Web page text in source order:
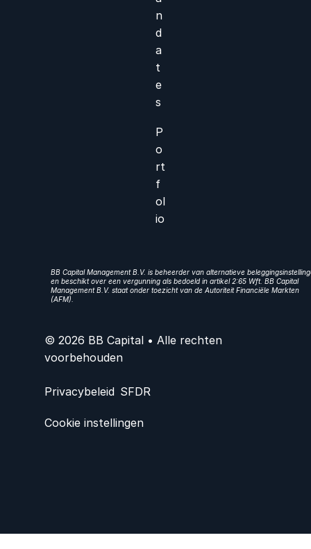
n
d
a
t
e
s
P
o
rt
f
ol
io
BB Capital Management B.V. is beheerder van alternatieve
en beschikt over een vergunning als bedoeld in artikel 2:65 Wft. BB Capital
Management B.V. staat onder toezicht van de Autoriteit Financiële Markten
(AFM).
© 2026 BB Capital • Alle rechten
voorbehouden
Privacybeleid SFDR
Cookie instellingen